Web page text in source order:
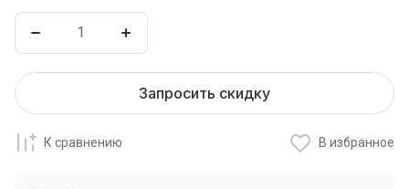
Запросить скидку
К сравнению В избранное